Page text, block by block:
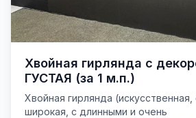
Хвойная гирлянда с
ГУСТАЯ (за 1 м.п.)
Хвойная гирлянда (искусственная,
широкая, с длинными и очень